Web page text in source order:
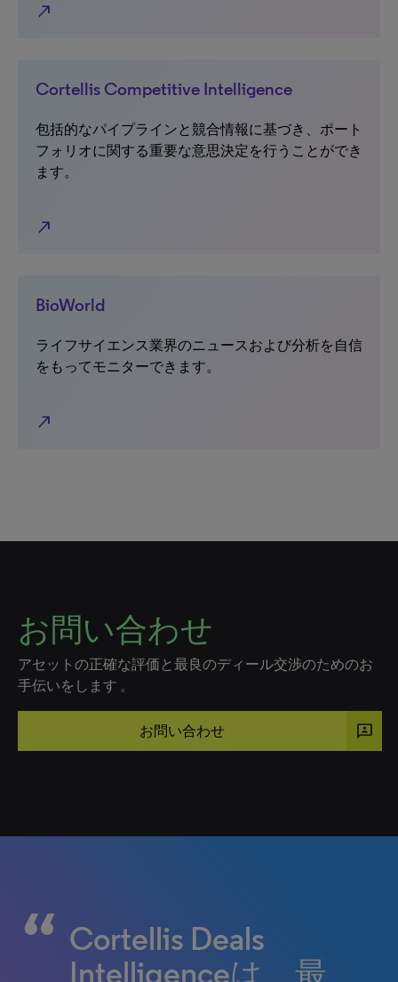
north_east
Cortellis Competitive Intelligence
包括的なパイプラインと競合情報に基づき、ポート
フォリオに関する重要な意思決定を行うことができ
ます。
north_east
BioWorld
ライフサイエンス業界のニュースおよび分析を自信
をもってモニターできます。
north_east
お問い合わせ
アセットの正確な評価と最良のディール交渉のためのお
手伝いをします 。
お問い合わせ 3p
Cortellis Deals
Intelligenceは、最